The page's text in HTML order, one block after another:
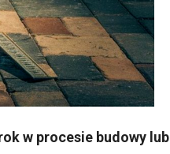
w procesie budowy lub